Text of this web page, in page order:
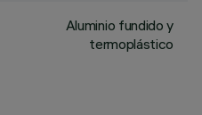
Aluminio fundido y
termoplástico